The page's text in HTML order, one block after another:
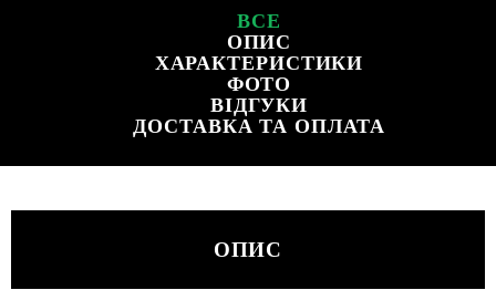
ВСЕ
ОПИС
ХАРАКТЕРИСТИКИ
ФОТО
ВІДГУКИ
ДОСТАВКА ТА ОПЛАТА
ОПИС